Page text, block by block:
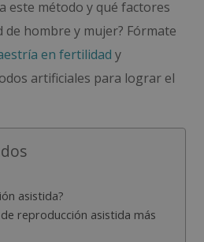
este método y qué factores
hombre y mujer? Fórmate
en fertilidad y
artificiales para lograr el
asistida?
reproducción asistida más